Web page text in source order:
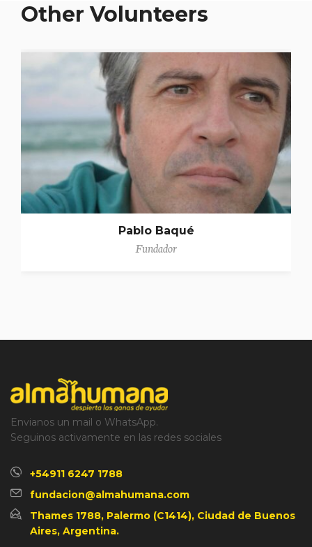
Other Volunteers
Pablo Baqué
Fundador
Envianos un mail o WhatsApp.
Seguinos activamente en las redes sociales
+54911 6247 1788
fundacion@almahumana.com
Thames 1788, Palermo (C1414), Ciudad de Buenos
Aires, Argentina.